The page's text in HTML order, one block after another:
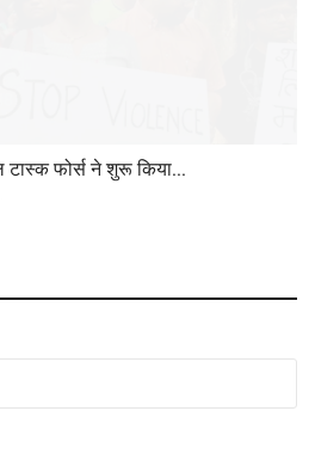
टास्‍क फोर्स ने शुरू किया...